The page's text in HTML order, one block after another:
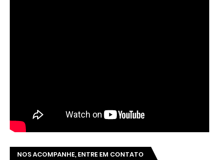
NOS ACOMPANHE, ENTRE EM CONTATO